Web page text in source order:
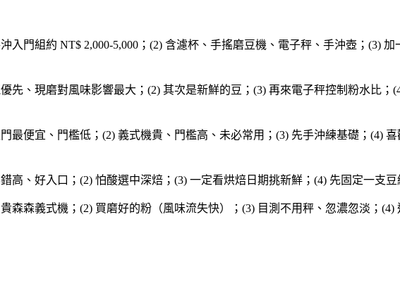
入門組約 NT$ 2,000-5,000；(2) 含濾杯、手搖磨豆機、電子秤、手沖壺；(3)
先、現磨對風味影響最大；(2) 其次是新鮮的豆；(3) 再來電子秤控制粉水比
最便宜、門檻低；(2) 義式機貴、門檻高、未必常用；(3) 先手沖練基礎；(4)
高、好入口；(2) 怕酸選中深焙；(3) 一定看烘焙日期挑新鮮；(4) 先固定一支
森森義式機；(2) 買磨好的粉（風味流失快）；(3) 目測不用秤、忽濃忽淡；